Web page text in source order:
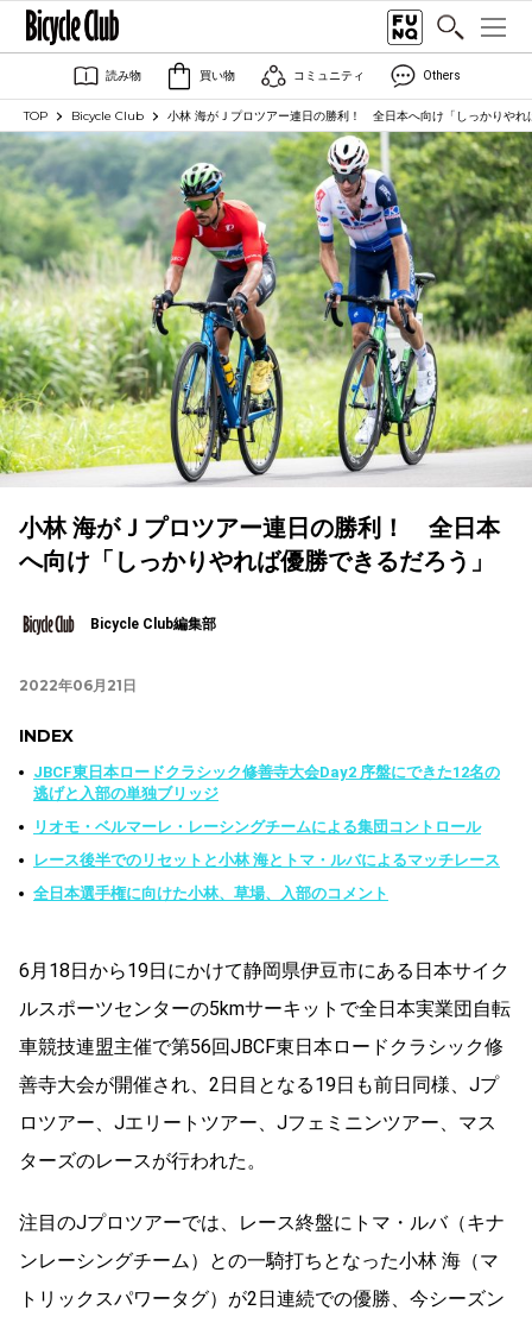
読み物 買い物 コミュニティ Others
TOP Bicycle Club 小林 海がＪプロツアー連日の勝利！ 全日本へ向け「しっかりやれ
小林 海がＪプロツアー連日の勝利！ 全日本
へ向け「しっかりやれば優勝できるだろう」
Bicycle Club編集部
2022年06月21日
INDEX
JBCF東日本ロードクラシック修善寺大会Day2 序盤にできた12名の
逃げと入部の単独ブリッジ
リオモ・ベルマーレ・レーシングチームによる集団コントロール
レース後半でのリセットと小林 海とトマ・ルバによるマッチレース
全日本選手権に向けた小林、草場、入部のコメント
6月18日から19日にかけて静岡県伊豆市にある日本サイク
ルスポーツセンターの5kmサーキットで全日本実業団自転
車競技連盟主催で第56回JBCF東日本ロードクラシック修
善寺大会が開催され、2日目となる19日も前日同様、Jプ
ロツアー、Jエリートツアー、Jフェミニンツアー、マス
ターズのレースが行われた。
注目のJプロツアーでは、レース終盤にトマ・ルバ（キナ
ンレーシングチーム）との一騎打ちとなった小林 海（マ
トリックスパワータグ）が2日連続での優勝、今シーズン